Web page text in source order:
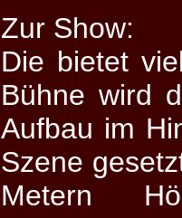
Zur Show:
Die bietet
Bühne wird
Aufbau im
Szene
Metern